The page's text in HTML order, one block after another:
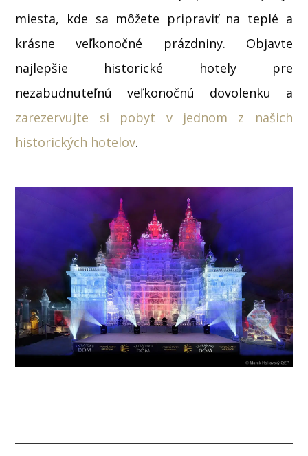
miesta, kde sa môžete pripraviť na teplé a
krásne veľkonočné prázdniny. Objavte
najlepšie historické hotely pre
nezabudnuteľnú veľkonočnú dovolenku a
zarezervujte si pobyt v jednom z našich
historických hotelov.